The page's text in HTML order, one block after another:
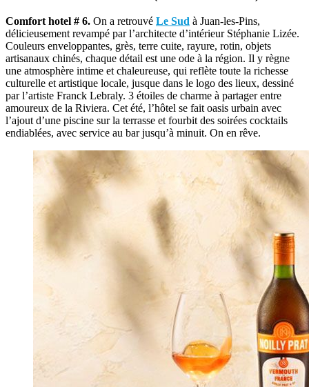
Comfort hotel # 6. On a retrouvé Le Sud à Juan-les-Pins,
délicieusement revampé par l’architecte d’intérieur Stéphanie Lizée.
Couleurs enveloppantes, grès, terre cuite, rayure, rotin, objets
artisanaux chinés, chaque détail est une ode à la région. Il y règne
une atmosphère intime et chaleureuse, qui reflète toute la richesse
culturelle et artistique locale, jusque dans le logo des lieux, dessiné
par l’artiste Franck Lebraly. 3 étoiles de charme à partager entre
amoureux de la Riviera. Cet été, l’hôtel se fait oasis urbain avec
l’ajout d’une piscine sur la terrasse et fourbit des soirées cocktails
endiablées, avec service au bar jusqu’à minuit. On en rêve.